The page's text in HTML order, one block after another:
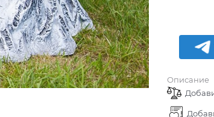
Описание